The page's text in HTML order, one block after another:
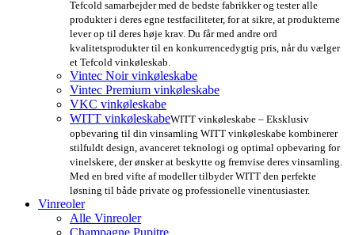
Tefcold samarbejder med de bedste fabrikker og tester alle
produkter i deres egne testfaciliteter, for at sikre, at produkterne
lever op til deres høje krav. Du får med andre ord
kvalitetsprodukter til en konkurrencedygtig pris, når du vælger
et Tefcold vinkøleskab.
Vintec Noir vinkøleskabe
Vintec Premium vinkøleskabe
VKC vinkøleskabe
WITT vinkøleskabeWITT vinkøleskabe – Eksklusiv
opbevaring til din vinsamling WITT vinkøleskabe kombinerer
stilfuldt design, avanceret teknologi og optimal opbevaring for
vinelskere, der ønsker at beskytte og fremvise deres vinsamling.
Med en bred vifte af modeller tilbyder WITT den perfekte
løsning til både private og professionelle vinentusiaster.
Vinreoler
Alle Vinreoler